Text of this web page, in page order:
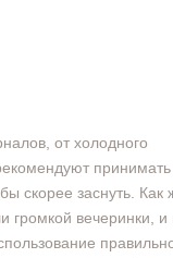
от холодного
принимать
скорее заснуть. Как
громкой вечеринки, и